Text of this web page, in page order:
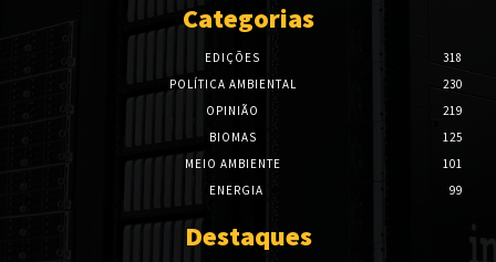
Categorias
EDIÇÕES
318
POLÍTICA AMBIENTAL
230
OPINIÃO
219
BIOMAS
125
MEIO AMBIENTE
101
ENERGIA
99
Destaques